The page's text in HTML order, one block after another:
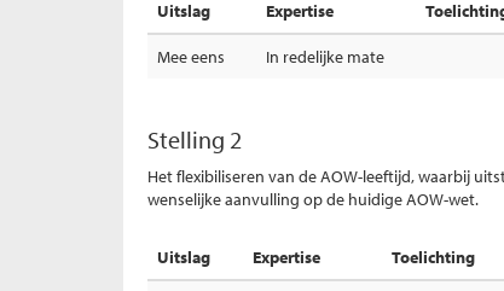
Uitslag Expertise
Mee eens In redelijke mate
Stelling 2
Het flexibiliseren van de AOW-leeftijd, waarbij
wenselijke aanvulling op de huidige AOW-wet.
Uitslag Expertise Toelichting